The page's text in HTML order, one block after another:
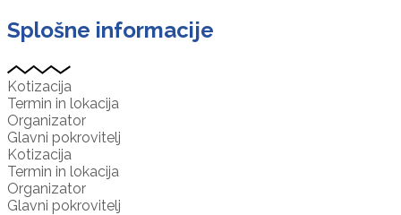
Splošne informacije
Kotizacija
Termin in lokacija
Organizator
Glavni pokrovitelj
Kotizacija
Termin in lokacija
Organizator
Glavni pokrovitelj